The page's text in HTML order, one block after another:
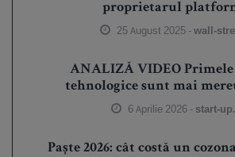
proprietarul
25 August 2025 -wall-
ANALIZĂ VIDEO Primele
tehnologice sunt mai
6 Aprilie 2026 - start-
Paște 2026: cât costă un